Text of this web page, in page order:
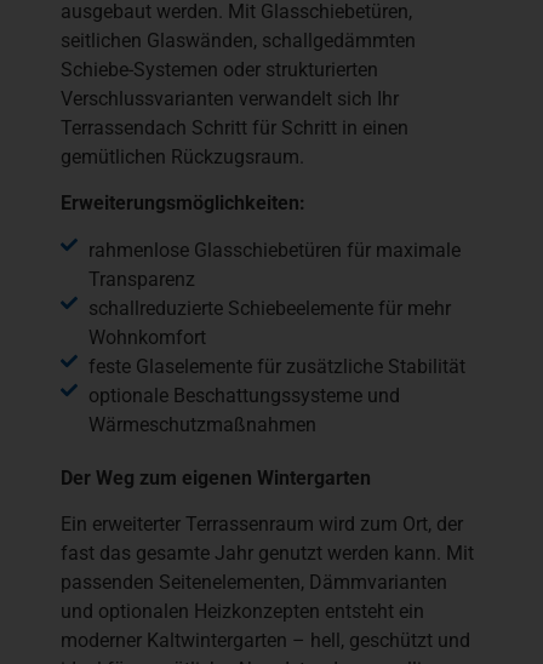
ausgebaut werden. Mit Glasschiebetüren,
seitlichen Glaswänden, schallgedämmten
Schiebe-Systemen oder strukturierten
Verschlussvarianten verwandelt sich Ihr
Terrassendach Schritt für Schritt in einen
gemütlichen Rückzugsraum.
Erweiterungsmöglichkeiten:
rahmenlose Glasschiebetüren für maximale
Transparenz
schallreduzierte Schiebeelemente für mehr
Wohnkomfort
feste Glaselemente für zusätzliche Stabilität
optionale Beschattungssysteme und
Wärmeschutzmaßnahmen
Der Weg zum eigenen Wintergarten
Ein erweiterter Terrassenraum wird zum Ort, der
fast das gesamte Jahr genutzt werden kann. Mit
passenden Seitenelementen, Dämmvarianten
und optionalen Heizkonzepten entsteht ein
moderner Kaltwintergarten – hell, geschützt und